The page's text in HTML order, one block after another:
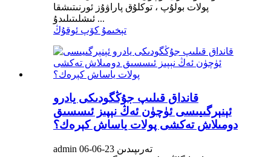
پولات بولۇپ ، توكلۇق پاراۋۇز ئورنىتىشقا
ئىشلىتىلىدۇ ...
تېخىمۇ كۆپ ئوقۇڭ
قانداق قىلىپ جۇڭگودىكى يادرو
ئېنېرگىيىسى ئۈچۈن ئەڭ نېپىز ئىسسىق
دومىلاش تەكشى پولات ياساش كېرەك؟
admin تەرىپىدىن 23-06-06